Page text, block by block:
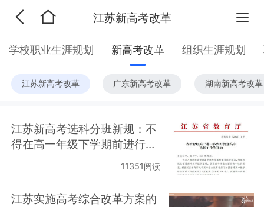
江苏新高考改革
学校职业生涯规划 新高考改革 组织生涯规划
江苏新高考改革 广东新高考改革 湖南新高考改革
江苏新高考选科分班新规：不
得在高一年级下学期前进行选
11351阅读
江苏实施高考综合改革方案的